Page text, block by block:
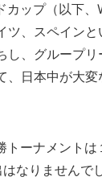
ップ（以下、
ツ、スペイン
し、グループ
、日本中が大変
ーナメントは
なりませんで